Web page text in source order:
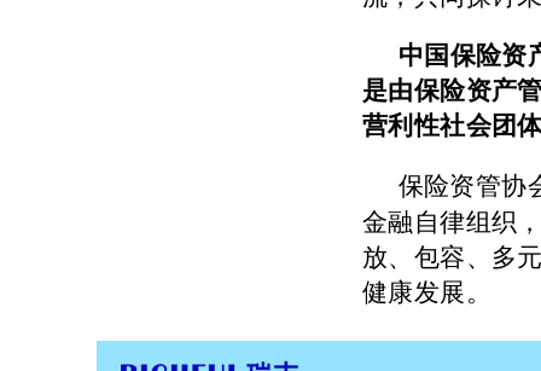
中国保险资
是由保险资产
营利性社会团
保险资管协
金融自律组织
放、包容、多
健康发展。